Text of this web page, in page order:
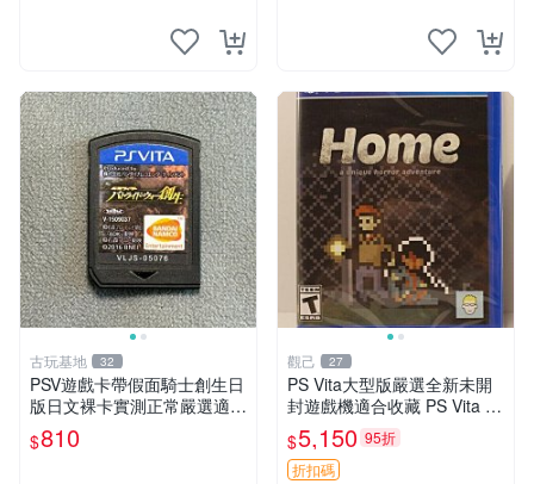
古玩基地 32
PSV遊戲卡帶假面騎士創生日
版日文裸卡實測正常嚴選適合
收藏2張起享優惠 假面騎士
創生 PSV 卡帶
$810
觀己 27
PS Vita大型版嚴選全新未開
封遊戲機適合收藏 PS Vita 新
型號 家用遊戲機 直營店優選
$5,150 95折
折扣碼